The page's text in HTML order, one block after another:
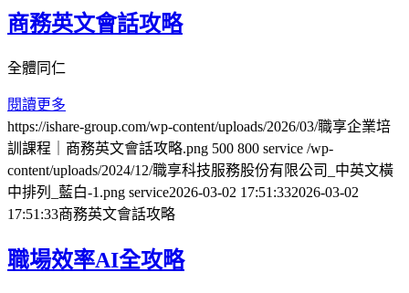
商務英文會話攻略
全體同仁
閱讀更多
https://ishare-group.com/wp-content/uploads/2026/03/職享企業培
訓課程｜商務英文會話攻略.png 500 800 service /wp-
content/uploads/2024/12/職享科技服務股份有限公司_中英文橫
中排列_藍白-1.png service2026-03-02 17:51:332026-03-02
17:51:33商務英文會話攻略
職場效率AI全攻略